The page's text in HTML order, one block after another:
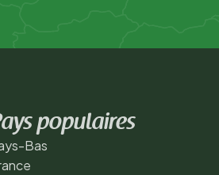
populaires
Bas